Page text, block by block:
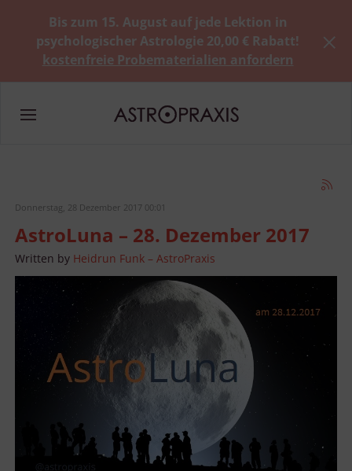
Bis zum 15. August auf jede Lektion in
psychologischer Astrologie 20,00 € Rabatt!
kostenfreie Probematerialien anfordern
Donnerstag, 28 Dezember 2017 00:01
AstroLuna – 28. Dezember 2017
Written by Heidrun Funk – AstroPraxis